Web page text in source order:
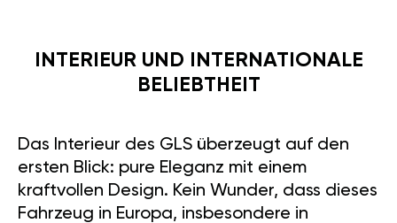
INTERIEUR UND INTERNATIONALE
BELIEBTHEIT
Das Interieur des GLS überzeugt auf den
ersten Blick: pure Eleganz mit einem
kraftvollen Design. Kein Wunder, dass dieses
Fahrzeug in Europa, insbesondere in